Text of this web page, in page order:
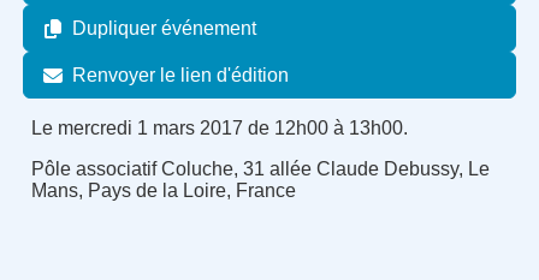
Dupliquer événement
Renvoyer le lien d'édition
Le mercredi 1 mars 2017 de 12h00 à 13h00.
Pôle associatif Coluche, 31 allée Claude Debussy, Le
Mans, Pays de la Loire, France